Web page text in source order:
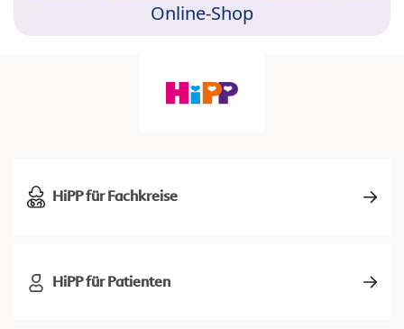
Online-Shop
HiPP für Fachkreise
HiPP für Patienten